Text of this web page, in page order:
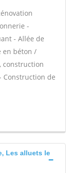
-
- Allée de
en béton /
construction
Construction de
Les alluets le